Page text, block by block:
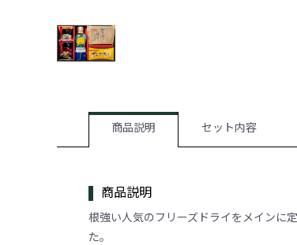
商品説明 セット内容
商品説明
根強い人気のフリーズドライをメインに
た。